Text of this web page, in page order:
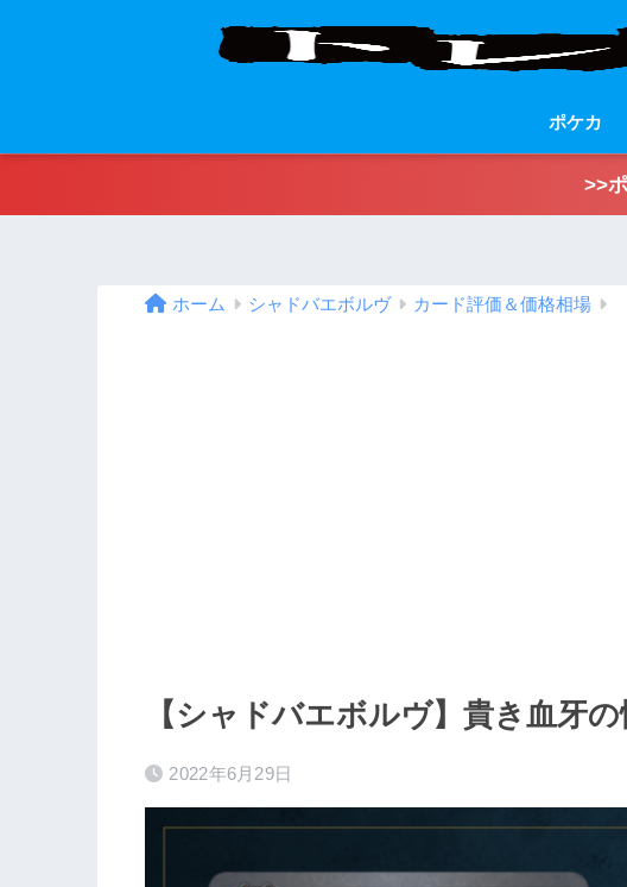
ポケカ
>>
ホーム シャドバエボルヴ カード評価＆価格相場
【シャドバエボルヴ】貴き血牙
2022年6月29日